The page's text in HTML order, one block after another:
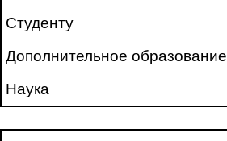
Студенту
Дополнительное образование
Наука